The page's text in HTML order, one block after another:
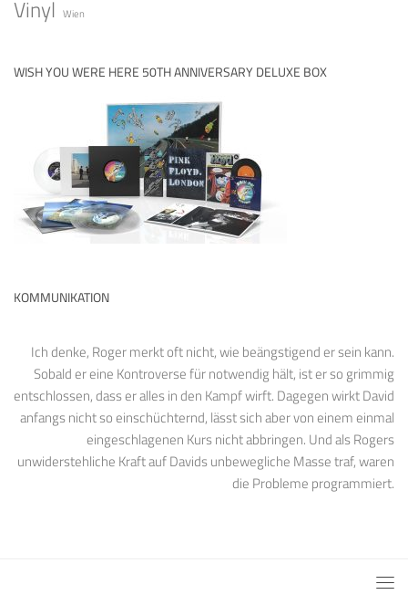
Vinyl Wien
WISH YOU WERE HERE 50TH ANNIVERSARY DELUXE BOX
KOMMUNIKATION
Ich denke, Roger merkt oft nicht, wie beängstigend er sein kann.
Sobald er eine Kontroverse für notwendig hält, ist er so grimmig
entschlossen, dass er alles in den Kampf wirft. Dagegen wirkt David
anfangs nicht so einschüchternd, lässt sich aber von einem einmal
eingeschlagenen Kurs nicht abbringen. Und als Rogers
unwiderstehliche Kraft auf Davids unbewegliche Masse traf, waren
die Probleme programmiert.